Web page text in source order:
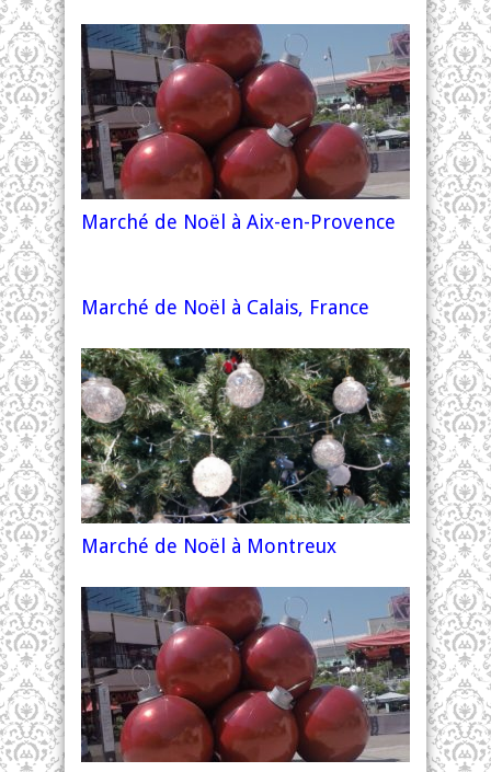
Marché de Noël à Aix-en-Provence
Marché de Noël à Calais, France
Marché de Noël à Montreux